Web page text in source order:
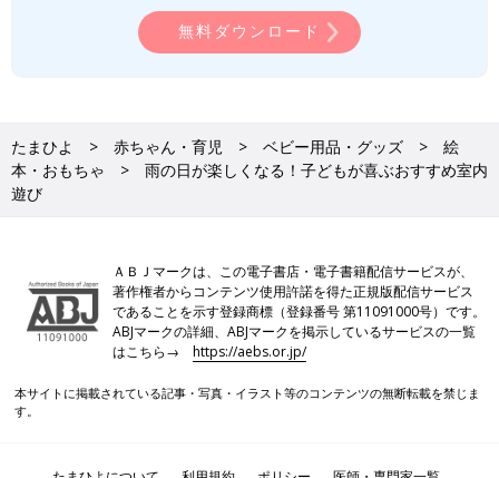
無料ダウンロード
たまひよ 赤ちゃん・育児 ベビー用品・グッズ
絵
本・おもちゃ
雨の日が楽しくなる！子どもが喜ぶおすすめ室内
遊び
ＡＢＪマークは、この電子書店・電子書籍配信サービスが、
著作権者からコンテンツ使用許諾を得た正規版配信サービス
であることを示す登録商標（登録番号 第11091000号）です。
ABJマークの詳細、ABJマークを掲示しているサービスの一覧
はこちら→https://aebs.or.jp/
本サイトに掲載されている記事・写真・イラスト等のコンテンツの無断転載を禁じま
す。